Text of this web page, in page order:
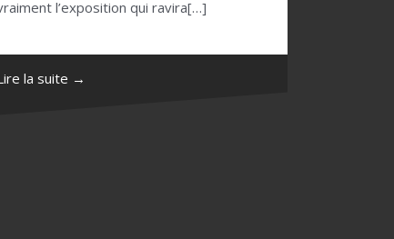
l’exposition qui ravira[…]
la suite →